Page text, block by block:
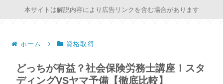
本サイトは解説内容により広告リンクを含む場合があります
ホーム 資格取得
どっちが有益？社会保険労務士講座！スタ
ディングVSヤマ予備【徹底比較】